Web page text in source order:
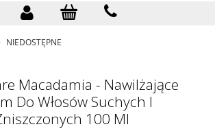
NIEDOSTĘPNE
Macadamia - Nawilżające
Do Włosów Suchych I
100 Ml